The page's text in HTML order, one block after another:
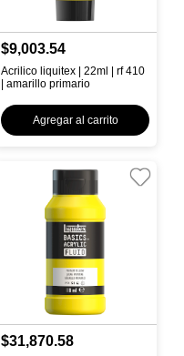
$9,003.54
Acrilico liquitex | 22ml | rf 410
| amarillo primario
Agregar al carrito
$31,870.58